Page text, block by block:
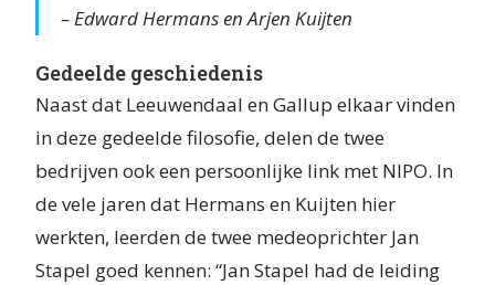
– Edward Hermans en Arjen Kuijten
Gedeelde geschiedenis
Naast dat Leeuwendaal en Gallup elkaar vinden
in deze gedeelde filosofie, delen de twee
bedrijven ook een persoonlijke link met NIPO. In
de vele jaren dat Hermans en Kuijten hier
werkten, leerden de twee medeoprichter Jan
Stapel goed kennen: “Jan Stapel had de leiding